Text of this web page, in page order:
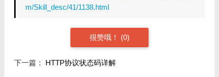
m/Skill_desc/41/1138.html
很赞哦！ (0)
下一篇： HTTP协议状态码详解